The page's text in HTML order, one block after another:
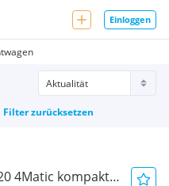
Einloggen
Filter zurücksetzen
4Matic kompakt